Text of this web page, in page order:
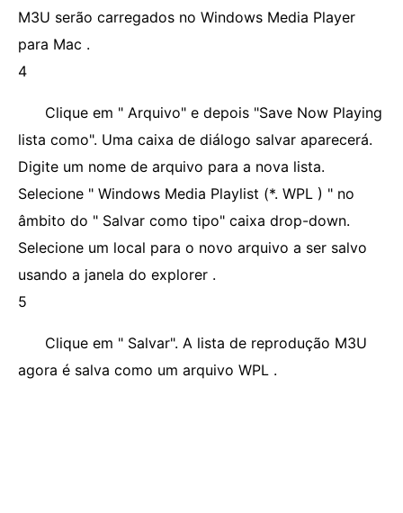
M3U ​​serão carregados no Windows Media Player
para Mac .
4
Clique em " Arquivo" e depois "Save Now Playing
lista como". Uma caixa de diálogo salvar aparecerá.
Digite um nome de arquivo para a nova lista.
Selecione " Windows Media Playlist (*. WPL ) " no
âmbito do " Salvar como tipo" caixa drop-down.
Selecione um local para o novo arquivo a ser salvo
usando a janela do explorer .
5
Clique em " Salvar". A lista de reprodução M3U ​​
agora é salva como um arquivo WPL .